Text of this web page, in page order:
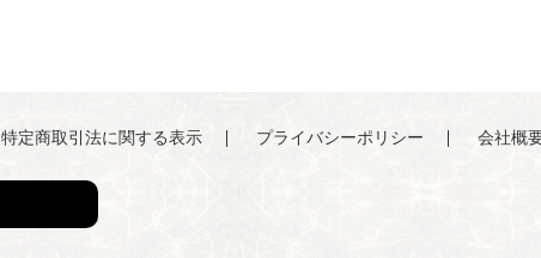
特定商取引法に関する表示 プライバシーポリシー 会社概